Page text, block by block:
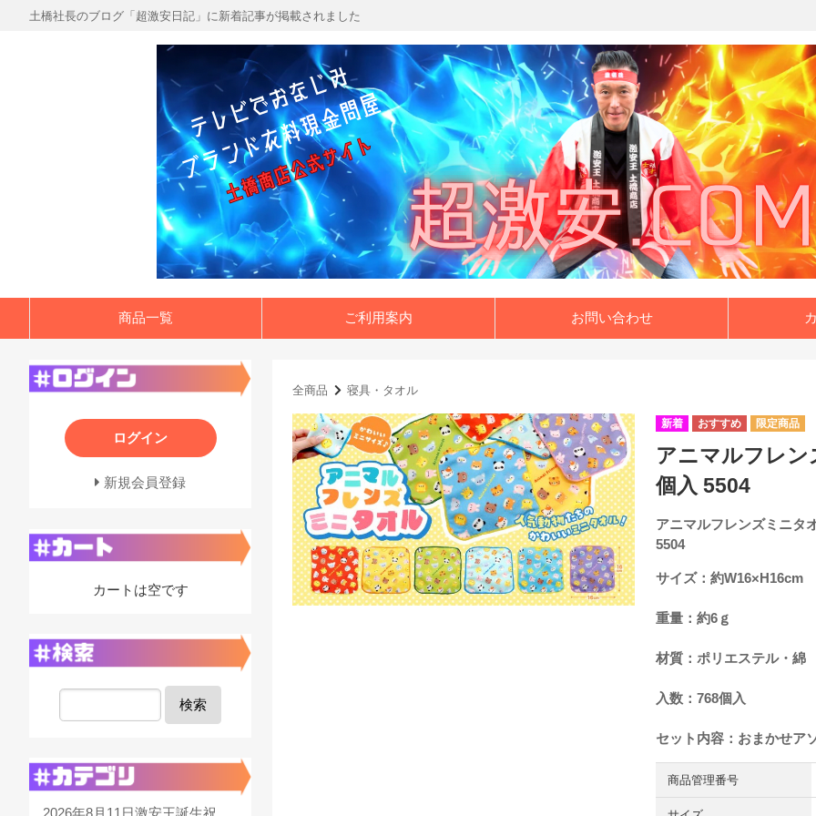
土橋社長のブログ「超激安日記」に新着記事が掲載されました
商品一覧 ご利用案内 お問い合わせ
全商品 寝具・タオル
アニマルフレ
個入 5504
アニマルフレンズミニ
5504
サイズ：約W16×H16cm
重量：約6ｇ
材質：ポリエステル・綿
入数：768個入
セット内容：おまかせア
商品管理番号
ログイン
新規会員登録
カートは空です
検索
2026年8月11日激安王誕生祝